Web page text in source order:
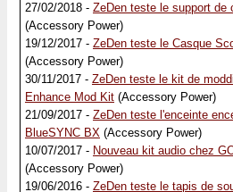
27/02/2018 - ZeDen teste le support de
(Accessory Power)
19/12/2017 - ZeDen teste le Casque
(Accessory Power)
30/11/2017 - ZeDen teste le kit de
Enhance Mod Kit (Accessory Power)
21/09/2017 - ZeDen teste l'enceinte
BlueSYNC BX (Accessory Power)
10/07/2017 - Nouveau kit audio chez
(Accessory Power)
19/06/2016 - ZeDen teste le tapis de